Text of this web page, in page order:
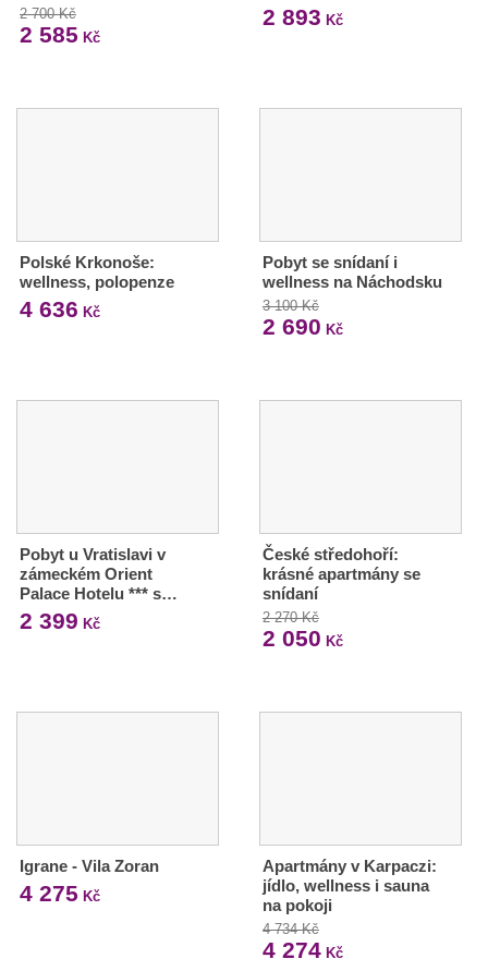
2 700 Kč
2 585 Kč
2 893 Kč
Polské Krkonoše:
wellness, polopenze
4 636 Kč
Pobyt se snídaní i
wellness na Náchodsku
3 100 Kč
2 690 Kč
Pobyt u Vratislavi v
zámeckém Orient
Palace Hotelu *** s…
2 399 Kč
České středohoří:
krásné apartmány se
snídaní
2 270 Kč
2 050 Kč
Igrane - Vila Zoran
4 275 Kč
Apartmány v Karpaczi:
jídlo, wellness i sauna
na pokoji
4 734 Kč
4 274Kč